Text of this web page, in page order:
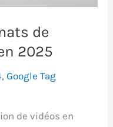
de
2025
,Google Tag
de vidéos en